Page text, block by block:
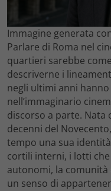
Immagine generata
Parlare di Roma nel
quartieri sarebbe
descriverne i
negli ultimi anni
nell’immaginario
discorso a parte.
decenni del
tempo una sua
cortili interni, i lotti
autonomi, la comunità
un senso di